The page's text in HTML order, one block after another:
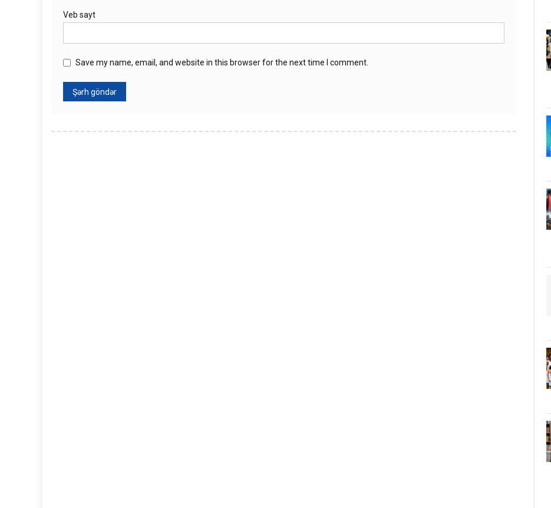
Veb sayt
Save my name, email, and website in this browser for the next time I comment.